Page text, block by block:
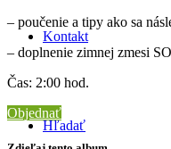
Kontakt
Hľadať
– poučenie a tipy ako sa
– doplnenie zimnej zmesi
Čas: 2:00 hod.
Objednať